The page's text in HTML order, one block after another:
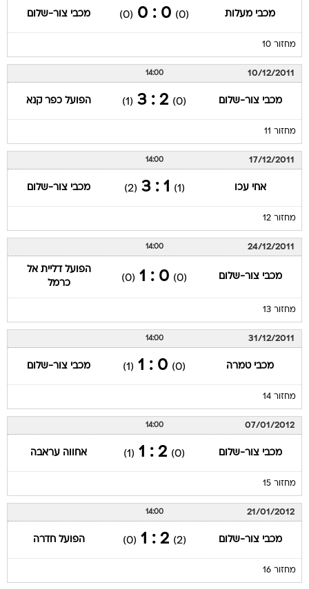
מכבי מעלות (0)
0 : 0
(0) מכבי צור-שלום
מחזור 10
10/12/2011
14:00
מכבי צור-שלום (0)
2 : 3
(1) הפועל כפר קנא
מחזור 11
17/12/2011
14:00
אחי עכו (1)
1 : 3
(2) מכבי צור-שלום
מחזור 12
24/12/2011
14:00
מכבי צור-שלום (0)
0 : 1
(0)
הפועל דליית אל
כרמל
מחזור 13
31/12/2011
14:00
מכבי טמרה (0)
0 : 1
(1) מכבי צור-שלום
מחזור 14
07/01/2012
14:00
מכבי צור-שלום (0)
2 : 1
(1) אחווה עראבה
מחזור 15
21/01/2012
14:00
מכבי צור-שלום (2)
2 : 1
(0) הפועל חדרה
מחזור 16